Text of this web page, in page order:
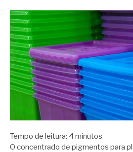
Tempo de leitura: 4 minutos
O concentrado de pigmentos para